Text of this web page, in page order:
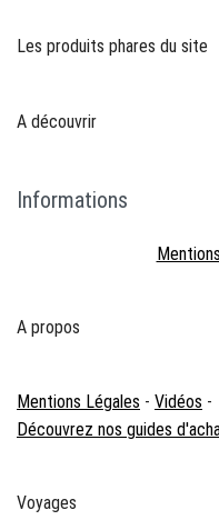
Les produits phares du site
A découvrir
Informations
A propos
Mentions Légales - Vidéos -
Découvrez nos guides
Voyages